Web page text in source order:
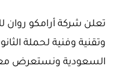
وتقنية وفنية لحملة
السعودية ونستعرض